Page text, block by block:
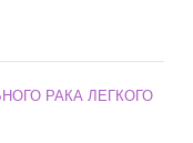
РАКА ЛЕГКОГО